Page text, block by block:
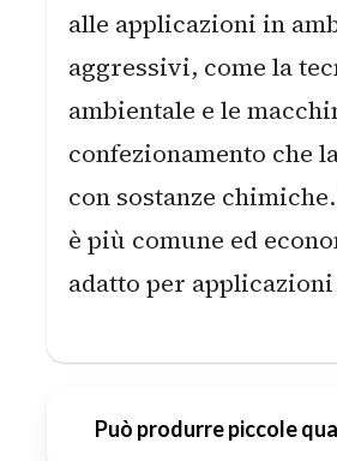
alle applicazioni in
aggressivi, come la
ambientale e le
confezionamento che
con sostanze chimiche.
è più comune ed
adatto per
Può produrre piccole